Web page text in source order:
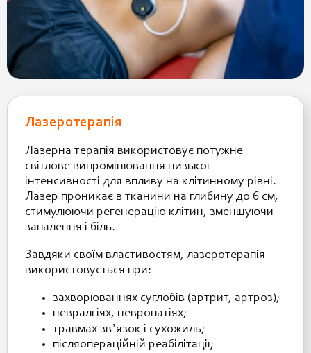
Лазеротерапія
Лазерна терапія використовує потужне
світлове випромінювання низької
інтенсивності для впливу на клітинному рівні.
Лазер проникає в тканини на глибину до 6 см,
стимулюючи регенерацію клітин, зменшуючи
запалення і біль.
Завдяки своїм властивостям, лазеротерапія
використовується при:
захворюваннях суглобів (артрит, артроз);
невралгіях, невропатіях;
травмах звʼязок і сухожиль;
післяопераційній реабілітації;